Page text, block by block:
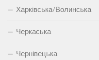
Харківська/Волинська
Черкаська
Чернівецька